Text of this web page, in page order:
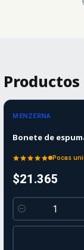
MENZERNA
Bonete de
Pocas
$21.365
Cantidad